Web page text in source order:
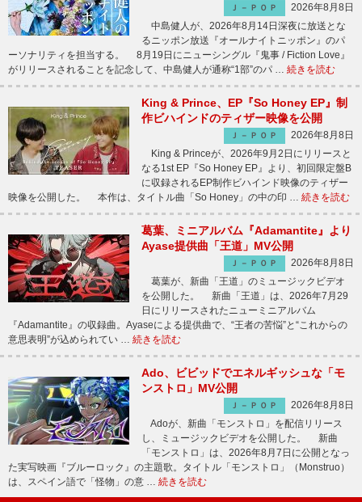
Ｊ－ＰＯＰ
2026年8月8日
中島健人が、2026年8月14日深夜に放送とな
るニッポン放送『オールナイトニッポン』のパ
ーソナリティを担当する。 8月19日にニューシングル『鬼事 / Fiction Love』
がリリースされることを記念して、中島健人が通称“1部”のパ … 続きを読む
King & Prince、EP『So Honey EP』制
作ビハインドのティザー映像を公開
Ｊ－ＰＯＰ
2026年8月8日
King & Princeが、2026年9月2日にリリースと
なる1st EP『So Honey EP』より、初回限定盤B
に収録されるEP制作ビハインド映像のティザー
映像を公開した。 本作は、タイトル曲「So Honey」の中の印 … 続きを読む
葛葉、ミニアルバム『Adamantite』より
Ayase提供曲「王道」MV公開
Ｊ－ＰＯＰ
2026年8月8日
葛葉が、新曲「王道」のミュージックビデオ
を公開した。 新曲「王道」は、2026年7月29
日にリリースされたニューミニアルバム
『Adamantite』の収録曲。Ayaseによる提供曲で、“王者の苦悩”と“これからの
意思表明”が込められてい … 続きを読む
Ado、ビビッドでエネルギッシュな「モ
ンストロ」MV公開
Ｊ－ＰＯＰ
2026年8月8日
Adoが、新曲「モンストロ」を配信リリース
し、ミュージックビデオを公開した。 新曲
「モンストロ」は、2026年8月7日に公開となっ
た実写映画『ブルーロック』の主題歌。タイトル「モンストロ」（Monstruo）
は、スペイン語で「怪物」の意 … 続きを読む